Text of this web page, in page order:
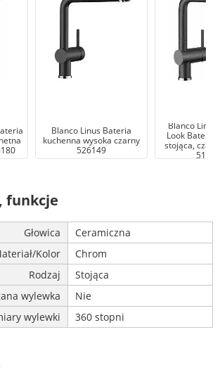
Blanco Linus Bateria
kuchenna wysoka czarny
526149
Blanco
Look Bateria
stojąca,
funkcje
Głowica
Ceramiczna
Kolor
Chrom
Rodzaj
Stojąca
wylewka
Nie
wylewki
360 stopni